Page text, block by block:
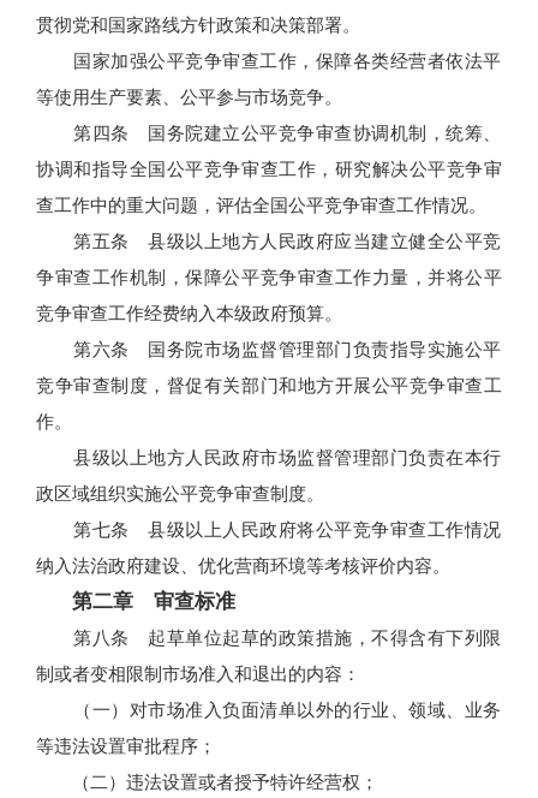
贯彻党和国家路线方针政策和决策部署。
国家加强公平竞争审查工作，保障各类经营者依法平
等使用生产要素、公平参与市场竞争。
第四条 国务院建立公平竞争审查协调机制，统筹、
协调和指导全国公平竞争审查工作，研究解决公平竞争审
查工作中的重大问题，评估全国公平竞争审查工作情况。
第五条 县级以上地方人民政府应当建立健全公平竞
争审查工作机制，保障公平竞争审查工作力量，并将公平
竞争审查工作经费纳入本级政府预算。
第六条 国务院市场监督管理部门负责指导实施公平
竞争审查制度，督促有关部门和地方开展公平竞争审查工
作。
县级以上地方人民政府市场监督管理部门负责在本行
政区域组织实施公平竞争审查制度。
第七条 县级以上人民政府将公平竞争审查工作情况
纳入法治政府建设、优化营商环境等考核评价内容。
第二章 审查标准
第八条 起草单位起草的政策措施，不得含有下列限
制或者变相限制市场准入和退出的内容：
（一）对市场准入负面清单以外的行业、领域、业务
等违法设置审批程序；
（二）违法设置或者授予特许经营权；